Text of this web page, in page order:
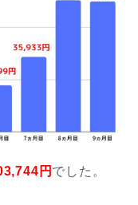
円 でした。